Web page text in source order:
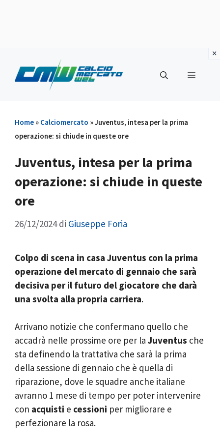
contenuto
Menu
Home » Calciomercato »Juventus, intesa per la prima
operazione: si chiude in queste ore
Juventus, intesa per la prima
operazione: si chiude in queste
ore
26/12/2024 di Giuseppe Foria
Colpo di scena in casa Juventus con la prima
operazione del mercato di gennaio che sarà
decisiva per il futuro del giocatore che darà
una svolta alla propria carriera.
Arrivano notizie che confermano quello che
accadrà nelle prossime ore per la Juventus che
sta definendo la trattativa che sarà la prima
della sessione di gennaio che è quella di
riparazione, dove le squadre anche italiane
avranno 1 mese di tempo per poter intervenire
con acquisti e cessioni per migliorare e
perfezionare la rosa.